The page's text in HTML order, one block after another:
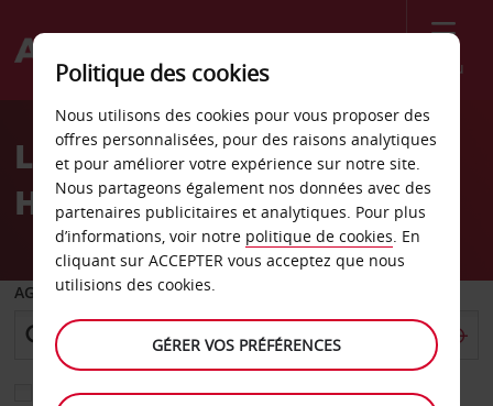
Menu
Welcome
AvisLocation de voiture
Houston Sears
AGENCE DE DÉPART
Sélectionnez une autre agence de retour
Politique des cookies
Nous utilisons des cookies pour vous proposer des
offres personnalisées, pour des raisons analytiques
et pour améliorer votre expérience sur notre site.
Nous partageons également nos données avec des
partenaires publicitaires et analytiques. Pour plus
d’informations, voir notre politique de cookies. En
cliquant sur ACCEPTER vous acceptez que nous
utilisions des cookies.
GÉRER VOS PRÉFÉRENCES